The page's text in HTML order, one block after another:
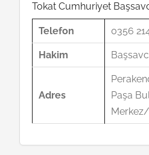
Tokat Cumhuriyet
Telefon 0356
Hakim
Adres
Paşa